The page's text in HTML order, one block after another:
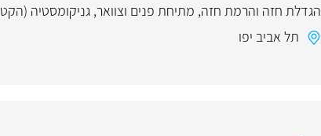
הגדלת חזה והרמת חזה, מתיחת פנים וצוואר, גניקומסטיה
תל אביב יפו